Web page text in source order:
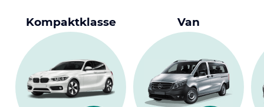
Kompaktklasse Van